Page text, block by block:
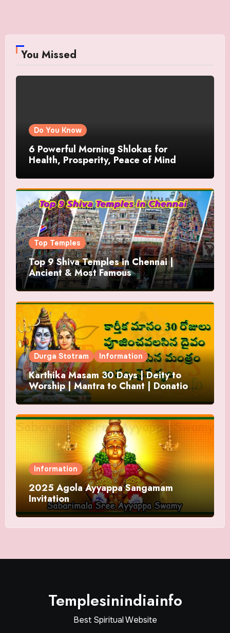
You Missed
Do You Know
6 Powerful Morning Shlokas for
Health, Prosperity, Peace of Mind
Top Temples
Top 9 Shiva Temples in Chennai |
Ancient & Most Famous
Durga Stotram Information
Karthika Masam 30 Days | Deity to
Worship | Mantra to Chant | Donations
and Offering
Information
2025 Agola Ayyappa Sangamam
Invitation
Templesinindiainfo
Best Spiritual Website